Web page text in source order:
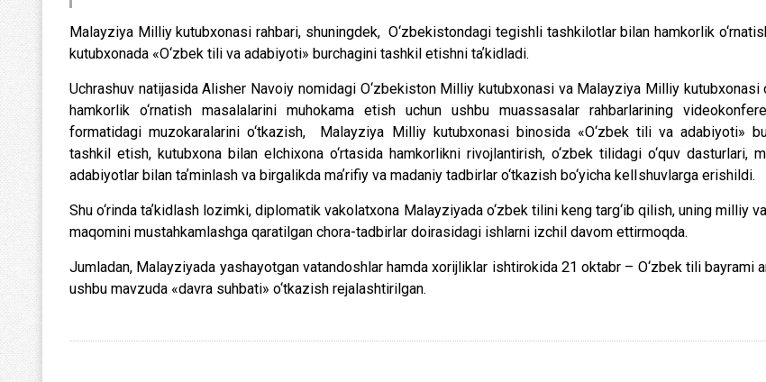
Malayziya Milliy kutubxonasi rahbari, shuningdek, O‘zbekistondagi tegishli tashkilotlar bilan hamkorlik
kutubxonada «O‘zbek tili va adabiyoti» burchagini tashkil etishni taʼkidladi.
Uchrashuv natijasida Alisher Navoiy nomidagi O‘zbekiston Milliy kutubxonasi va Malayziya Milliy kutubxonasi
hamkorlik o‘rnatish masalalarini muhokama etish uchun ushbu muassasalar rahbarlarining
formatidagi muzokaralarini o‘tkazish, Malayziya Milliy kutubxonasi binosida «O‘zbek tili va adabiyoti»
tashkil etish, kutubxona bilan elchixona o‘rtasida hamkorlikni rivojlantirish, o‘zbek tilidagi o‘quv dasturlari,
adabiyotlar bilan taʼminlash va birgalikda maʼrifiy va madaniy tadbirlar o‘tkazish bo‘yicha kelIshuvlarga erishildi.
Shu o‘rinda taʼkidlash lozimki, diplomatik vakolatxona Malayziyada o‘zbek tilini keng targ‘ib qilish, uning milliy
maqomini mustahkamlashga qaratilgan chora-tadbirlar doirasidagi ishlarni izchil davom ettirmoqda.
Jumladan, Malayziyada yashayotgan vatandoshlar hamda xorijliklar ishtirokida 21 oktabr – O‘zbek tili bayrami
ushbu mavzuda «davra suhbati» o‘tkazish rejalashtirilgan.